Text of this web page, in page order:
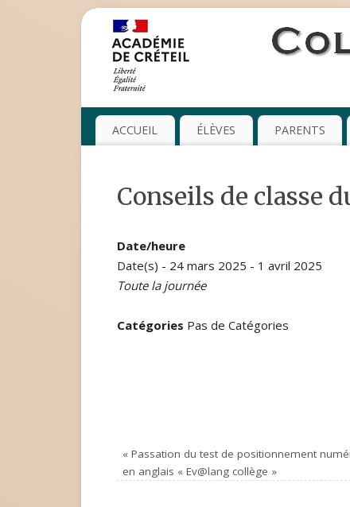
ACCUEIL ÉLÈVES PARENTS
Conseils de classe
Date/heure
Date(s) - 24 mars 2025 - 1 avril 2025
Toute la journée
Catégories Pas de Catégories
« Passation du test de positionnement
en anglais « Ev@lang collège »